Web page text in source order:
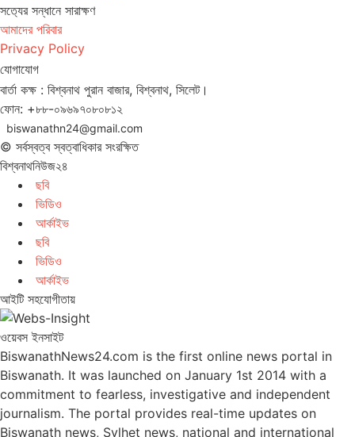
সত‌্যের সন্ধানে সারাক্ষণ
আমাদের পরিবার
Privacy Policy
যোগাযোগ
বার্তা কক্ষ : বিশ্বনাথ পুরান বাজার, বিশ্বনাথ, সিলেট।
ফোন: +৮৮-০৯৬৯৭০৮০৮১২
biswanathn24@gmail.com
© সর্বস্বত্ব স্বত্বাধিকার সংরক্ষিত
বিশ্বনাথনিউজ২৪
ছবি
ভিডিও
আর্কাইভ
ছবি
ভিডিও
আর্কাইভ
আইটি সহযোগীতায়
ওয়েবস ইনসাইট
BiswanathNews24.com is the first online news portal in
Biswanath. It was launched on January 1st 2014 with a
commitment to fearless, investigative and independent
journalism. The portal provides real-time updates on
Biswanath news, Sylhet news, national and international